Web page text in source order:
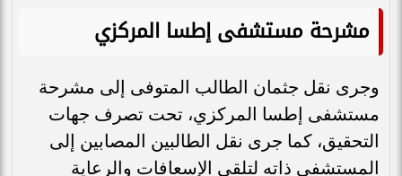
مشرحة مستشفى إطسا المركزي
وجرى نقل جثمان الطالب المتوفى إلى مشرحة
مستشفى إطسا المركزي، تحت تصرف جهات
التحقيق، كما جرى نقل الطالبين المصابين إلى
المستشفى ذاته لتلقي الإسعافات والرعاية